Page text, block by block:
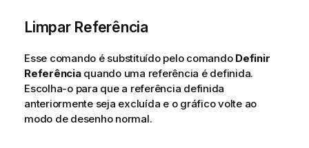
Limpar Referência
Esse comando é substituído pelo comando Definir
Referênciaquando uma referência é definida.
Escolha-o para que a referência definida
anteriormente seja excluída e o gráfico volte ao
modo de desenho normal.